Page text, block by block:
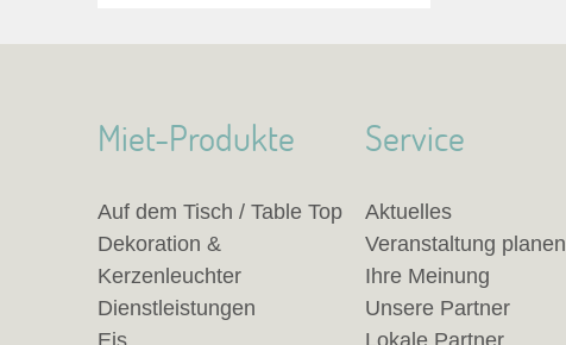
Miet-Produkte
Auf dem Tisch / Table Top
Dekoration &
Kerzenleuchter
Dienstleistungen
Eis
Service
Aktuelles
Veranstaltung planen
Ihre Meinung
Unsere Partner
Lokale Partner